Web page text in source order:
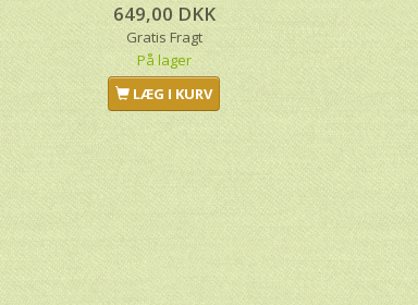
Cellfast Havebruser med base
ERGO ™
445,00 DKK
649,00 DKK
Gratis Fragt
På lager
LÆG I KURV